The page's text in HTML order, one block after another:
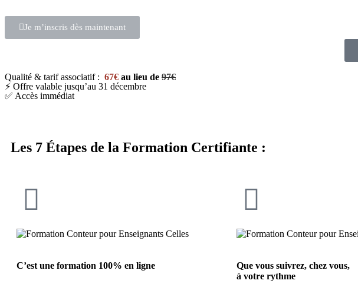
Je m’inscris dès maintenant
Qualité & tarif associatif : 67€ au lieu de 97€
⚡ Offre valable jusqu’au 31 décembre
✅ Accès immédiat
Les 7 Étapes de la Formation Certifiante :
C’est une formation 100% en ligne
Que vous suivrez, chez vous,
à votre rythme